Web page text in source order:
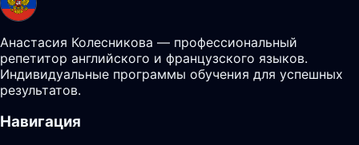
Анастасия Колесникова — профессиональный
репетитор английского и французского языков.
Индивидуальные программы обучения для успешных
результатов.
Навигация